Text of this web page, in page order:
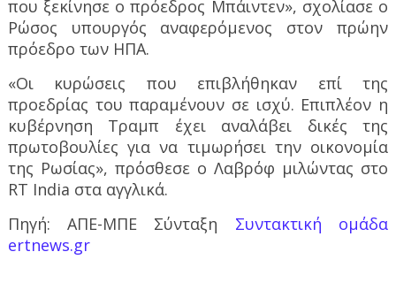
που ξεκίνησε ο πρόεδρος Μπάιντεν», σχολίασε ο
Ρώσος υπουργός αναφερόμενος στον πρώην
πρόεδρο των ΗΠΑ.
«Οι κυρώσεις που επιβλήθηκαν επί της
προεδρίας του παραμένουν σε ισχύ. Επιπλέον η
κυβέρνηση Τραμπ έχει αναλάβει δικές της
πρωτοβουλίες για να τιμωρήσει την οικονομία
της Ρωσίας», πρόσθεσε ο Λαβρόφ μιλώντας στο
RT India στα αγγλικά.
Πηγή: ΑΠΕ-ΜΠΕ Σύνταξη Συντακτική ομάδα
ertnews.gr